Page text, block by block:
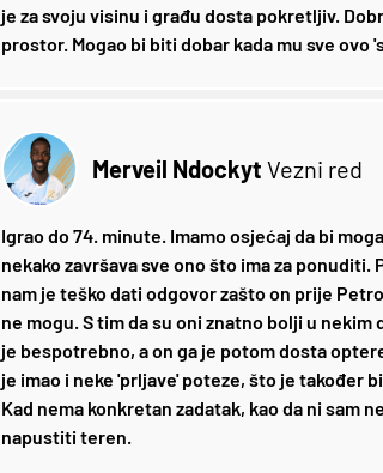
je za svoju visinu i građu dosta pokretljiv.
prostor. Mogao bi biti dobar kada mu sve ovo
Merveil Ndockyt Vezni red
Igrao do 74. minute. Imamo osjećaj da bi
nekako završava sve ono što ima za
nam je teško dati odgovor zašto on prije
ne mogu. S tim da su oni znatno bolji u
je bespotrebno, a on ga je potom dosta
je imao i neke 'prljave' poteze, što je također
Kad nema konkretan zadatak, kao da ni sam
napustiti teren.